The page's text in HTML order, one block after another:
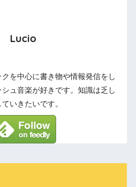
Lucio
を中心に書き物や情報発信をし
ュ音楽が好きです。知識は乏し
いきたいです。